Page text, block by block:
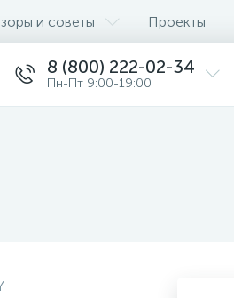
и советы Проекты
8 (800) 222-02-34
Пн-Пт 9:00-19:00